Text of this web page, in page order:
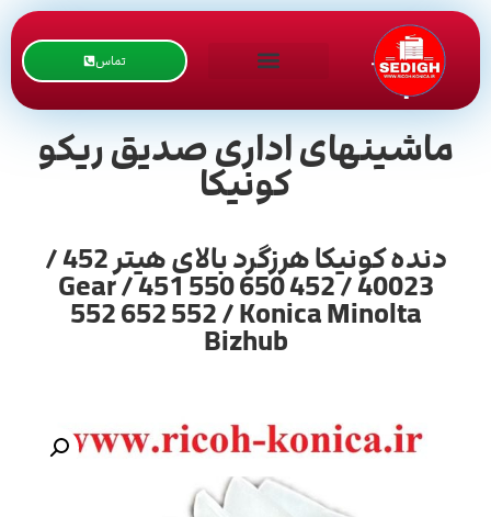
تماس
ماشینهای اداری صدیق ریکو
کونیکا
دنده کونیکا هرزگرد بالای هیتر 452 /
40023 / Gear / 451 550 650 452
552 652 552 / Konica Minolta
Bizhub